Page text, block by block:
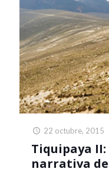
22 octubre, 2015
Tiquipaya II:
narrativa